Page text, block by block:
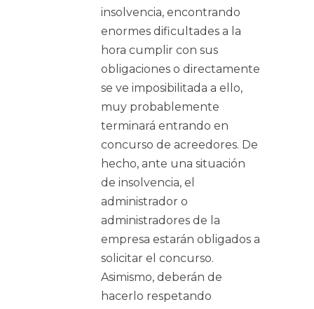
insolvencia, encontrando
enormes dificultades a la
hora cumplir con sus
obligaciones o directamente
se ve imposibilitada a ello,
muy probablemente
terminará entrando en
concurso de acreedores. De
hecho, ante una situación
de insolvencia, el
administrador o
administradores de la
empresa estarán obligados a
solicitar el concurso.
Asimismo, deberán de
hacerlo respetando